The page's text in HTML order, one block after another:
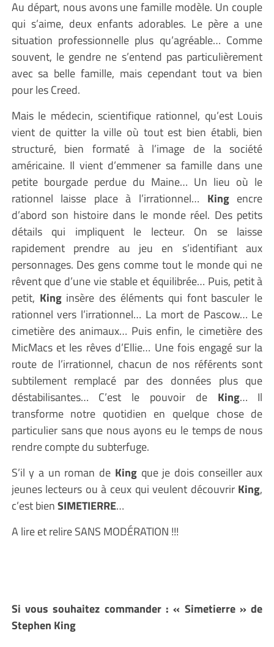
Au départ, nous avons une famille modèle. Un couple
qui s’aime, deux enfants adorables. Le père a une
situation professionnelle plus qu’agréable… Comme
souvent, le gendre ne s’entend pas particulièrement
avec sa belle famille, mais cependant tout va bien
pour les Creed.
Mais le médecin, scientifique rationnel, qu’est Louis
vient de quitter la ville où tout est bien établi, bien
structuré, bien formaté à l’image de la société
américaine. Il vient d’emmener sa famille dans une
petite bourgade perdue du Maine… Un lieu où le
rationnel laisse place à l’irrationnel… Kingencre
d’abord son histoire dans le monde réel. Des petits
détails qui impliquent le lecteur. On se laisse
rapidement prendre au jeu en s’identifiant aux
personnages. Des gens comme tout le monde qui ne
rêvent que d’une vie stable et équilibrée… Puis, petit à
petit, Kinginsère des éléments qui font basculer le
rationnel vers l’irrationnel… La mort de Pascow… Le
cimetière des animaux… Puis enfin, le cimetière des
MicMacs et les rêves d’Ellie… Une fois engagé sur la
route de l’irrationnel, chacun de nos référents sont
subtilement remplacé par des données plus que
déstabilisantes… C’est le pouvoir de King… Il
transforme notre quotidien en quelque chose de
particulier sans que nous ayons eu le temps de nous
rendre compte du subterfuge.
S’il y a un roman de Kingque je dois conseiller aux
jeunes lecteurs ou à ceux qui veulent découvrir King,
c’est bienSIMETIERRE…
A lire et relire SANS MODÉRATION !!!
Si vous souhaitez commander : « Simetierre » de
Stephen King